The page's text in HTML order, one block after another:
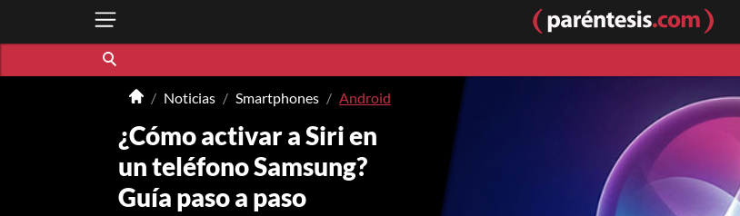
Noticias Smartphones Android
¿Cómo activar a Siri en
un teléfono Samsung?
Guía paso a paso